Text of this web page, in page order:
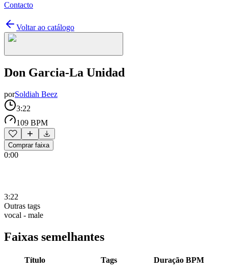
Contacto
Voltar ao catálogo
Don Garcia-La Unidad
porSoldiah Beez
3:22
109 BPM
Comprar faixa
0:00
3:22
Outras tags
vocal - male
Faixas semelhantes
Título Tags Duração BPM